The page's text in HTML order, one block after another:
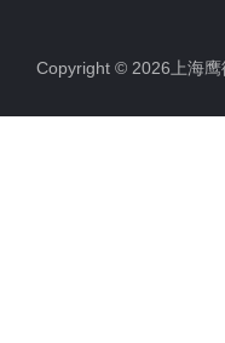
Copyright © 2026上海